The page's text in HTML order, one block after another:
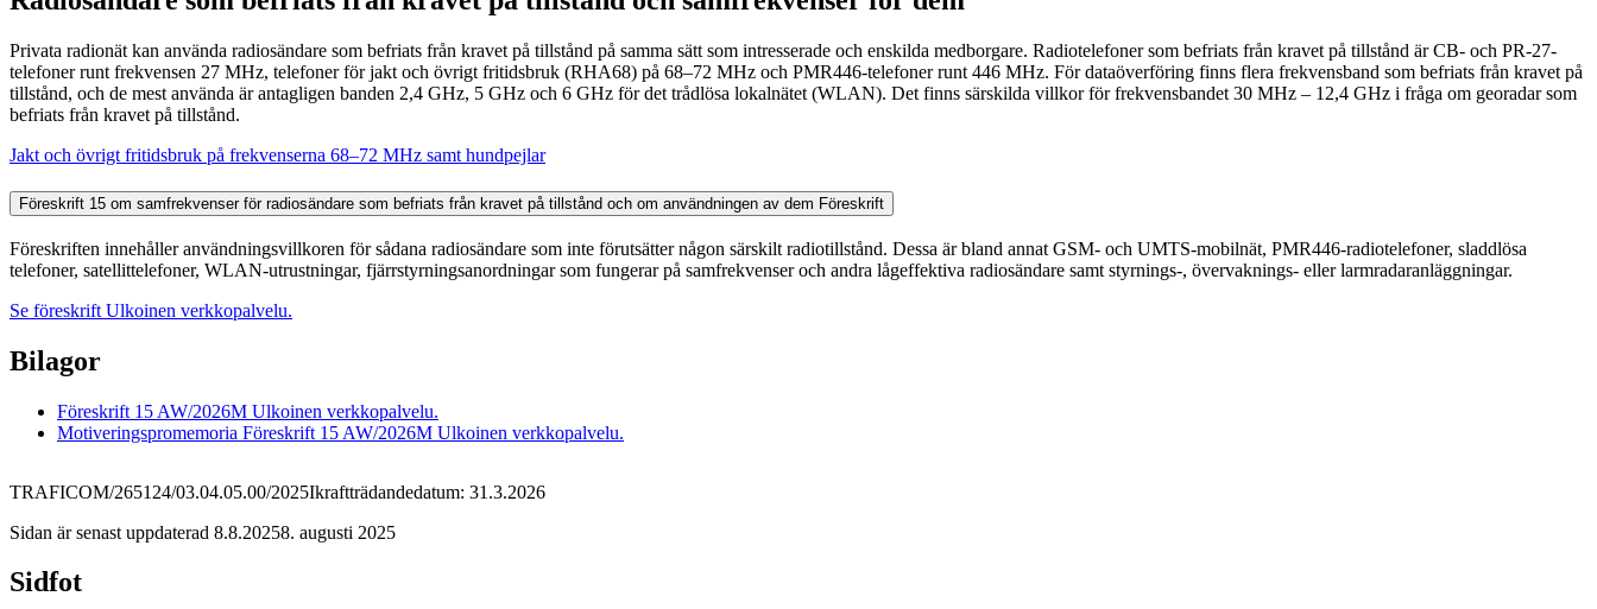
Privata radionät kan använda radiosändare som befriats från kravet på tillstånd på samma sätt som intresserade och enskilda medborgare. Radiotelefoner som befriats från kravet på tillstånd är CB- och PR-27-
telefoner runt frekvensen 27 MHz, telefoner för jakt och övrigt fritidsbruk (RHA68) på 68–72 MHz och PMR446-telefoner runt 446 MHz. För dataöverföring finns flera frekvensband som befriats från kravet på
tillstånd, och de mest använda är antagligen banden 2,4 GHz, 5 GHz och 6 GHz för det trådlösa lokalnätet (WLAN). Det finns särskilda villkor för frekvensbandet 30 MHz – 12,4 GHz i fråga om georadar som
befriats från kravet på tillstånd.
Jakt och övrigt fritidsbruk på frekvenserna 68–72 MHz samt hundpejlar
Föreskrift 15 om samfrekvenser för radiosändare som befriats från kravet på tillstånd och om användningen av dem Föreskrift
Föreskriften innehåller användningsvillkoren för sådana radiosändare som inte förutsätter någon särskilt radiotillstånd. Dessa är bland annat GSM- och UMTS-mobilnät, PMR446-radiotelefoner, sladdlösa
telefoner, satellittelefoner, WLAN-utrustningar, fjärrstyrningsanordningar som fungerar på samfrekvenser och andra lågeffektiva radiosändare samt styrnings-, övervaknings- eller larmradaranläggningar.
Se föreskrift Ulkoinen verkkopalvelu.
Bilagor
Föreskrift 15 AW/2026M Ulkoinen verkkopalvelu.
Motiveringspromemoria Föreskrift 15 AW/2026M Ulkoinen verkkopalvelu.
TRAFICOM/265124/03.04.05.00/2025Ikraftträdandedatum: 31.3.2026
Sidan är senast uppdaterad 8.8.20258. augusti 2025
Sidfot